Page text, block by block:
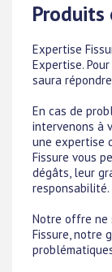
Produits
Expertise
Expertise.
saura
En cas de
intervenons à
une expertise
Fissure vous
dégâts, leur
responsabilité.
Notre offre ne
Fissure, notre